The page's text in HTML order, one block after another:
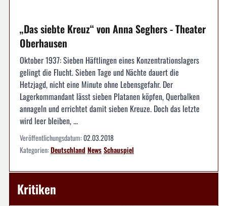
„Das siebte Kreuz“ von Anna Seghers - Theater
Oberhausen
Oktober 1937: Sieben Häftlingen eines Konzentrationslagers
gelingt die Flucht. Sieben Tage und Nächte dauert die
Hetzjagd, nicht eine Minute ohne Lebensgefahr. Der
Lagerkommandant lässt sieben Platanen köpfen, Querbalken
annageln und errichtet damit sieben Kreuze. Doch das letzte
wird leer bleiben, ...
Veröffentlichungsdatum:02.03.2018
Kategorien:DeutschlandNewsSchauspiel
Kritiken